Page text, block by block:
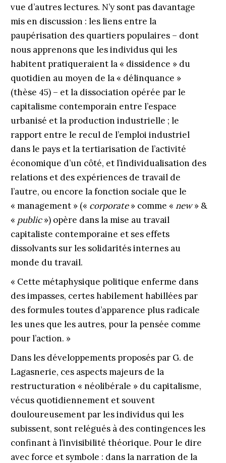
vue d’autres lectures. N’y sont pas davantage
mis en discussion : les liens entre la
paupérisation des quartiers populaires – dont
nous apprenons que les individus qui les
habitent pratiqueraient la « dissidence » du
quotidien au moyen de la « délinquance »
(thèse 45) – et la dissociation opérée par le
capitalisme contemporain entre l’espace
urbanisé et la production industrielle ; le
rapport entre le recul de l’emploi industriel
dans le pays et la tertiarisation de l’activité
économique d’un côté, et l’individualisation des
relations et des expériences de travail de
l’autre, ou encore la fonction sociale que le
« management » (« corporate» comme « new» &
« public») opère dans la mise au travail
capitaliste contemporaine et ses effets
dissolvants sur les solidarités internes au
monde du travail.
« Cette métaphysique politique enferme dans
des impasses, certes habilement habillées par
des formules toutes d’apparence plus radicale
les unes que les autres, pour la pensée comme
pour l’action. »
Dans les développements proposés par G. de
Lagasnerie, ces aspects majeurs de la
restructuration « néolibérale » du capitalisme,
vécus quotidiennement et souvent
douloureusement par les individus qui les
subissent, sont relégués à des contingences les
confinant à l’invisibilité théorique. Pour le dire
avec force et symbole : dans la narration de la